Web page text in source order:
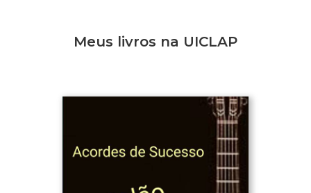
Meus livros na UICLAP